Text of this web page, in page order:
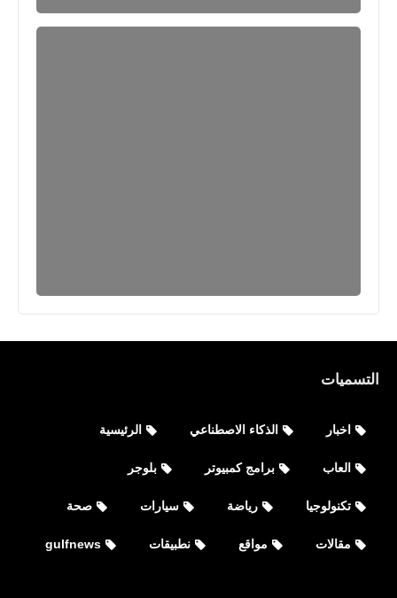
نطبيقات
أفضل 3 تطبيقات لبيع وشراء الأشياء
التسميات
اخبار الذكاء الاصطناعي الرئيسية
العاب برامج كمبيوتر بلوجر
تكنولوجيا رياضة سيارات صحة
مقالات مواقع نطبيقات gulfnews